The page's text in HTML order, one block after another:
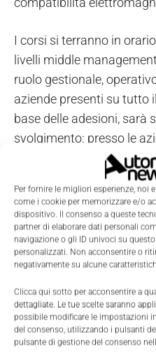
Per fornire le migliori esperienze, noi
come i cookie per memorizzare e/o
dispositivo. Il consenso a queste
partner di elaborare dati personali
navigazione o gli ID univoci su
personalizzati. Non acconsentire o
negativamente su alcune
Clicca qui sotto per acconsentire a
dettagliate. Le tue scelte saranno
possibile modificare le impostazioni
del consenso, utilizzando i pulsanti
pulsante di gestione del consenso
I corsi si terranno in
livelli middle
ruolo gestionale,
aziende presenti su tutto
base delle adesioni, sarà
svolgimento: presso le
presso gli enti erogatori